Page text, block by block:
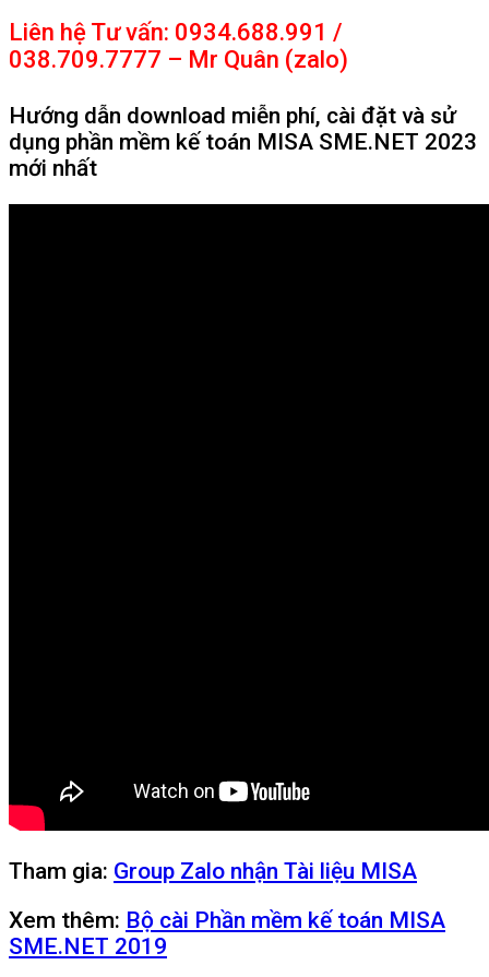
Liên hệ Tư vấn: 0934.688.991 /
038.709.7777 – Mr Quân (zalo)
Hướng dẫn download miễn phí, cài đặt và sử
dụng phần mềm kế toán MISA SME.NET 2023
mới nhất
Tham gia: Group Zalo nhận Tài liệu MISA
Xem thêm: Bộ cài Phần mềm kế toán MISA
SME.NET 2019